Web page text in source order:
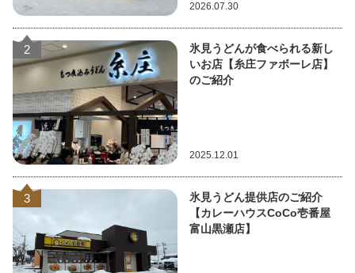
2026.07.30
2
氷見うどんが食べられる新し
いお店【糸庄ファボーレ店】
のご紹介
2025.12.01
3
氷見うどん提供店のご紹介
【カレーハウスCoCo壱番屋
富山黒瀬店】